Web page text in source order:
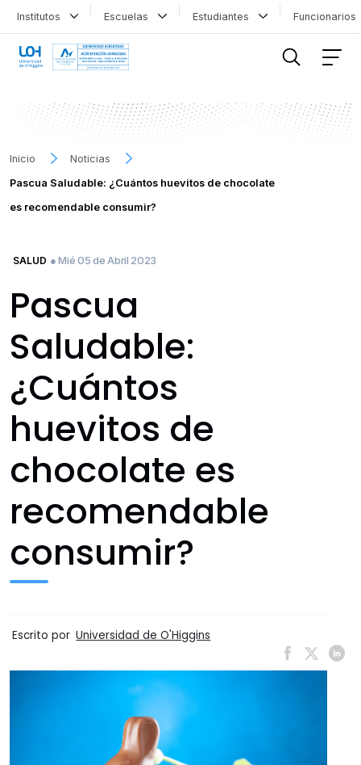
Institutos Escuelas Estudiantes
Inicio
Noticias
Pascua Saludable: ¿Cuántos huevitos de chocolate
es recomendable consumir?
SALUD ● Mié 05 de Abril 2023
Pascua
Saludable:
¿Cuántos
huevitos de
chocolate es
recomendable
consumir?
Escrito por Universidad de O'Higgins